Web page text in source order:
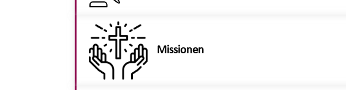
Missionen